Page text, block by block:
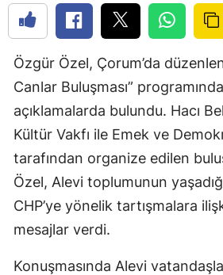
Özgür Özel, Çorum’da
Canlar Buluşması”
açıklamalarda bulundu. Hacı
Kültür Vakfı ile Emek ve
tarafından organize edilen
Özel, Alevi toplumunun
CHP’ye yönelik tartışmalara
mesajlar verdi.
Konuşmasında Alevi